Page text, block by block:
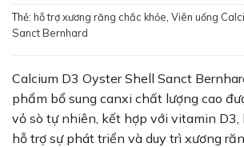
Thẻ: hỗ trợ xương răng chắc khỏe Viên uống
Sanct Bernhard
Calcium D3 Oyster Shell Sanct
phẩm bổ sung canxi chất lượng cao
vỏ sò tự nhiên, kết hợp với vitamin D3,
hỗ trợ sự phát triển và duy trì xương